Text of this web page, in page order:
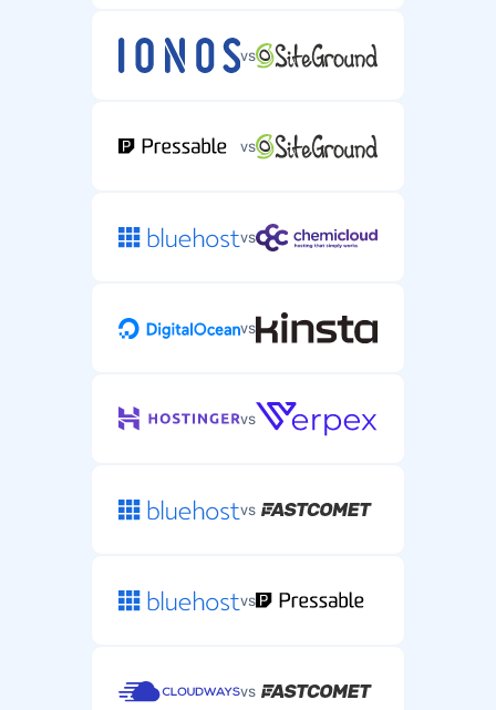
vs
vs
vs
vs
vs
vs
vs
vs